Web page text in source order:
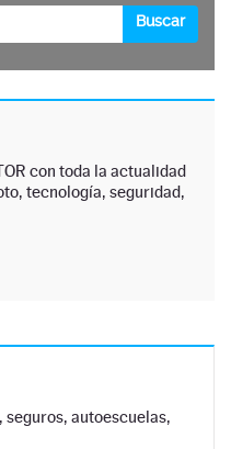
con toda la actualidad
tecnología, seguridad,
autoescuelas,